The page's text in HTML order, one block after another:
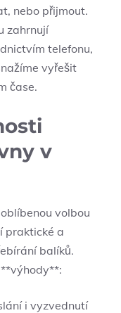
nebo přijmout.
zahrnují
telefonu,
vyřešit
čase.
v
volbou
praktické a
balíků.
i vyzvednutí